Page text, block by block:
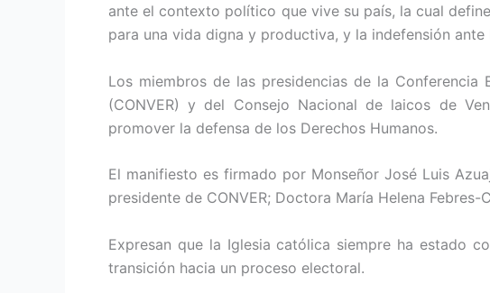
ante el contexto político que vive su país, la cual
para una vida digna y productiva, y la indefensión ante
Los miembros de las presidencias de la Conferencia
(CONVER) y del Consejo Nacional de laicos de
promover la defensa de los Derechos Humanos.
El manifiesto es firmado por Monseñor José Luis
presidente de CONVER; Doctora María Helena
Expresan que la Iglesia católica siempre ha estado
transición hacia un proceso electoral.